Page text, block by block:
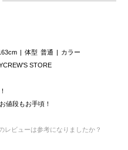
体型 普通
カラー
STORE
値段もお手頃！
レビューは参考になりましたか？